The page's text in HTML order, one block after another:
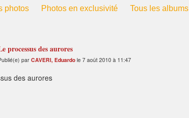
photos Photos en exclusivité Tous les albums
processus des aurores
parCAVERI, Eduardo le 7 août 2010 à 11:47
des aurores